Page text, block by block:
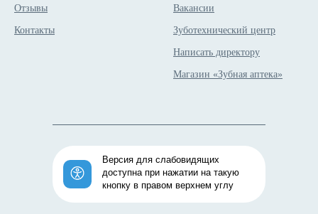
Отзывы
Контакты
Вакансии
Зуботехнический центр
Написать директору
Магазин «Зубная аптека»
Версия для слабовидящих
доступна при нажатии на такую
кнопку в правом верхнем углу